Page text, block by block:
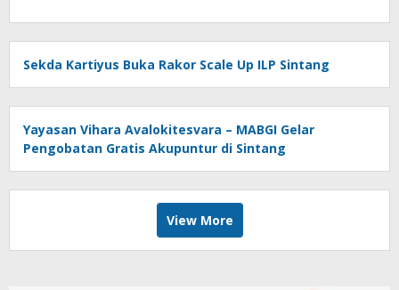
Sekda Kartiyus Buka Rakor Scale Up ILP Sintang
Yayasan Vihara Avalokitesvara – MABGI Gelar
Pengobatan Gratis Akupuntur di Sintang
View More